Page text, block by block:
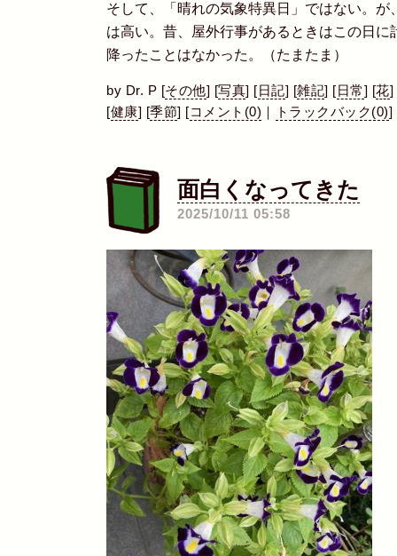
そして、「晴れの気象特異日」ではない。が
は高い。昔、屋外行事があるときはこの日に
降ったことはなかった。（たまたま）
by Dr. P [その他] [写真] [ 日記] [雑記] [ 日常] [花]
[健康] [季節] [コメント(0) トラックバック(0)]
面白くなってきた
2025/10/11 05:58